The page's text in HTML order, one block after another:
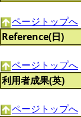
ページトップへ
Reference(日)
ページトップへ
利用者成果(英)
ページトップへ